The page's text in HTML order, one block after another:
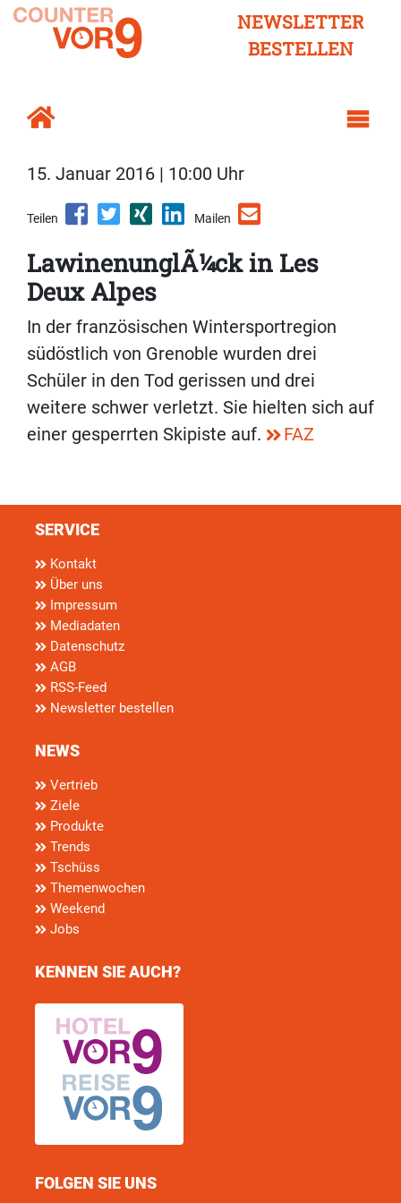
NEWSLETTER
BESTELLEN
15. Januar 2016 | 10:00 Uhr
Teilen Mailen
LawinenunglÃ¼ck in Les
Deux Alpes
In der französischen Wintersportregion
südöstlich von Grenoble wurden drei
Schüler in den Tod gerissen und drei
weitere schwer verletzt. Sie hielten sich auf
einer gesperrten Skipiste auf.
FAZ
SERVICE
Kontakt
Über uns
Impressum
Mediadaten
Datenschutz
AGB
RSS-Feed
Newsletter bestellen
NEWS
Vertrieb
Ziele
Produkte
Trends
Tschüss
Themenwochen
Weekend
Jobs
KENNEN SIE AUCH?
FOLGEN SIE UNS